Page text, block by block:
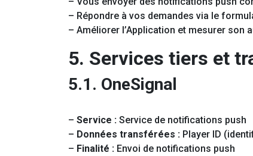
– Répondre à vos demandes via le
– Améliorer l’Application et mesurer son
5. Services tiers et
5.1. OneSignal
– Service : Service de notifications push
– Données transférées : Player ID
– Finalité : Envoi de notifications push